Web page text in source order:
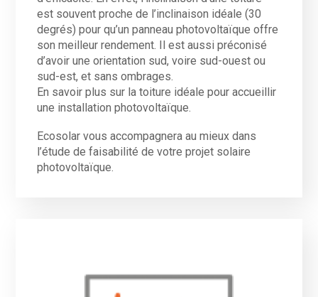
est souvent proche de l’inclinaison idéale (30
degrés) pour qu’un panneau photovoltaïque offre
son meilleur rendement. Il est aussi préconisé
d’avoir une orientation sud, voire sud-ouest ou
sud-est, et sans ombrages.
En savoir plus sur la toiture idéale pour accueillir
une installation photovoltaïque.
Ecosolar vous accompagnera au mieux dans
l’étude de faisabilité de votre projet solaire
photovoltaïque.